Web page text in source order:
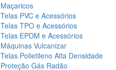
Maçaricos
Telas PVC e Acessórios
Telas TPO e Acessórios
Telas EPDM e Acessórios
Máquinas Vulcanizar
Telas Polietileno Alta Densidade
Proteção Gás Radão